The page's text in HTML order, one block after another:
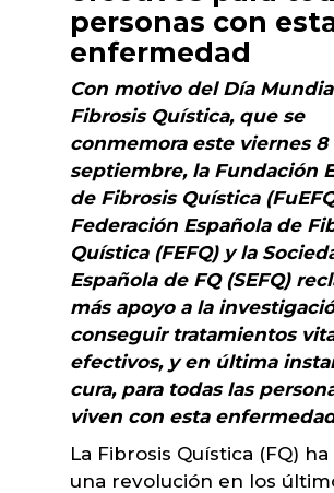
personas con
enfermedad
Con motivo del Día
Fibrosis Quística, que se
conmemora este viernes 8
septiembre, la Fundación
de Fibrosis Quística
Federación Española de
Quística (FEFQ) y la
Española de FQ (SEFQ)
más apoyo a la
conseguir tratamientos
efectivos, y en última
cura, para todas las
viven con esta
La Fibrosis Quística (FQ)
una revolución en los